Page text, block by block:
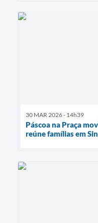
30 MAR 2026 - 14h39
Páscoa na Praça
reúne famílias em